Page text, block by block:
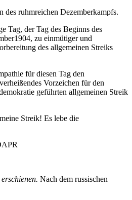
des ruhmreichen Dezemberkampfs.
Tag, der Tag des Beginns des
zu einmütiger und
des allgemeinen Streiks
für diesen Tag den
Vorzeichen für den
geführten allgemeinen Streik
Streik! Es lebe die
Nach dem russischen